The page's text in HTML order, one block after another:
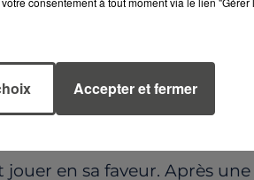
en sa faveur. Après une
Accepter et fermer